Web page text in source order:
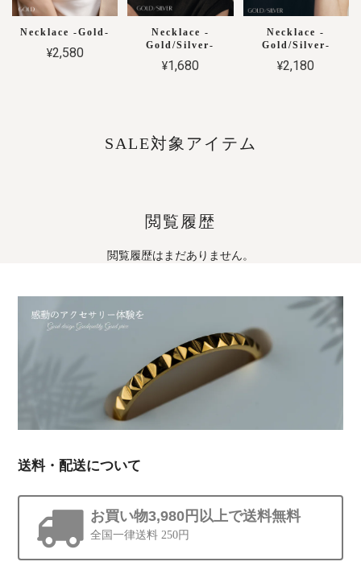
Necklace -Gold-
¥2,580
Necklace -
Gold/Silver-
¥1,680
Necklace -
Gold/Silver-
¥2,180
SALE対象アイテム
閲覧履歴
閲覧履歴はまだありません。
送料・配送について
お買い物3,980円以上で送料無料
全国一律送料 250円